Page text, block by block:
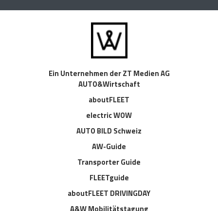
Ein Unternehmen der ZT Medien AG
AUTO&Wirtschaft
aboutFLEET
electric WOW
AUTO BILD Schweiz
AW-Guide
Transporter Guide
FLEETguide
aboutFLEET DRIVINGDAY